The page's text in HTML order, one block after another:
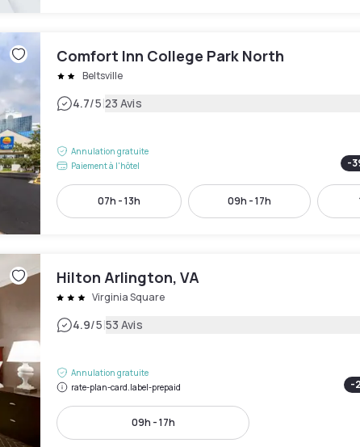
Comfort Inn College Park North
Beltsville
4.7/5|23 Avis
Annulation gratuite
Paiement à l'hôtel
-
07h - 13h 09h - 17h
Hilton Arlington, VA
Virginia Square
4.9/5|53 Avis
Annulation gratuite
rate-plan-card.label-prepaid
-
09h - 17h